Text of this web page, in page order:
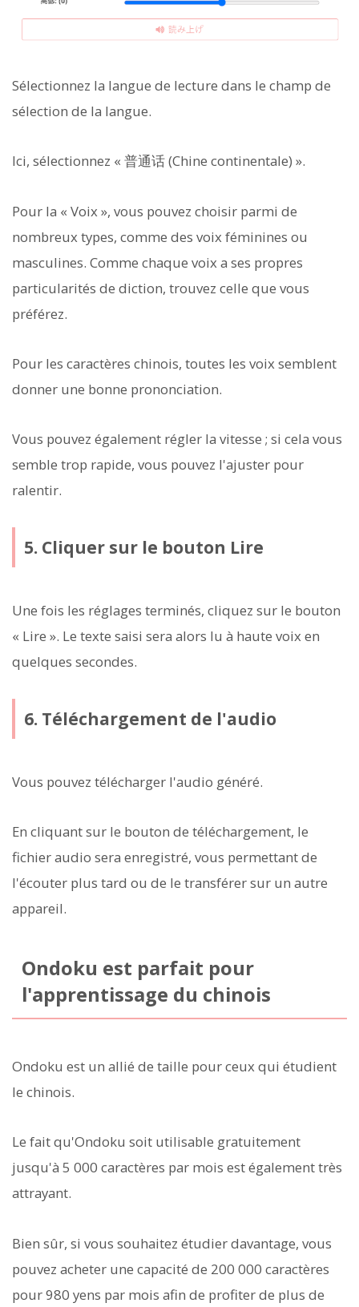
Sélectionnez la langue de lecture dans le champ de
sélection de la langue.
Ici, sélectionnez « 普通话 (Chine continentale) ».
Pour la « Voix », vous pouvez choisir parmi de
nombreux types, comme des voix féminines ou
masculines. Comme chaque voix a ses propres
particularités de diction, trouvez celle que vous
préférez.
Pour les caractères chinois, toutes les voix semblent
donner une bonne prononciation.
Vous pouvez également régler la vitesse ; si cela vous
semble trop rapide, vous pouvez l'ajuster pour
ralentir.
5. Cliquer sur le bouton Lire
Une fois les réglages terminés, cliquez sur le bouton
« Lire ». Le texte saisi sera alors lu à haute voix en
quelques secondes.
6. Téléchargement de l'audio
Vous pouvez télécharger l'audio généré.
En cliquant sur le bouton de téléchargement, le
fichier audio sera enregistré, vous permettant de
l'écouter plus tard ou de le transférer sur un autre
appareil.
Ondoku est parfait pour
l'apprentissage du chinois
Ondoku est un allié de taille pour ceux qui étudient
le chinois.
Le fait qu'Ondoku soit utilisable gratuitement
jusqu'à 5 000 caractères par mois est également très
attrayant.
Bien sûr, si vous souhaitez étudier davantage, vous
pouvez acheter une capacité de 200 000 caractères
pour 980 yens par mois afin de profiter de plus de